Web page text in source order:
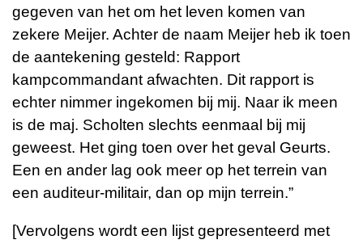
gegeven van het om het leven komen van
zekere Meijer. Achter de naam Meijer heb ik toen
de aantekening gesteld: Rapport
kampcommandant afwachten. Dit rapport is
echter nimmer ingekomen bij mij. Naar ik meen
is de maj. Scholten slechts eenmaal bij mij
geweest. Het ging toen over het geval Geurts.
Een en ander lag ook meer op het terrein van
een auditeur-militair, dan op mijn terrein.”
[Vervolgens wordt een lijst gepresenteerd met